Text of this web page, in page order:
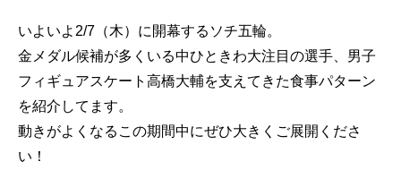
いよいよ2/7（木）に開幕するソチ五輪。
金メダル候補が多くいる中ひときわ大注目の選手、男子
フィギュアスケート高橋大輔を支えてきた食事パターン
を紹介してます。
動きがよくなるこの期間中にぜひ大きくご展開くださ
い！